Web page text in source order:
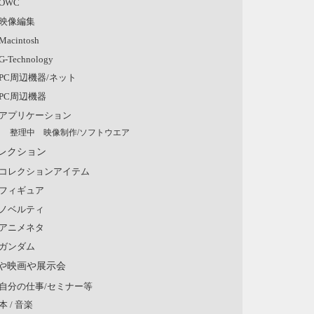
像編集
Technology
周辺機器/ネット
周辺機器
プリケーション
整理中 映像制作/ソフトウエア
クション
レクションアイテム
ィギュア
ベルティ
ニメネタ
ンダム
映画や展示会
分の仕事/セミナー等
/ 音楽